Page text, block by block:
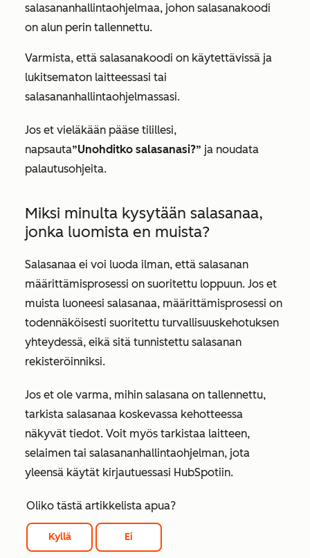
salasananhallintaohjelmaa, johon salasanakoodi
on alun perin tallennettu.
Varmista, että salasanakoodi on käytettävissä ja
lukitsematon laitteessasi tai
salasananhallintaohjelmassasi.
Jos et vieläkään pääse tilillesi,
napsauta”Unohditko salasanasi?” ja noudata
palautusohjeita.
Miksi minulta kysytään salasanaa,
jonka luomista en muista?
Salasanaa ei voi luoda ilman, että salasanan
määrittämisprosessi on suoritettu loppuun. Jos et
muista luoneesi salasanaa, määrittämisprosessi on
todennäköisesti suoritettu turvallisuuskehotuksen
yhteydessä, eikä sitä tunnistettu salasanan
rekisteröinniksi.
Jos et ole varma, mihin salasana on tallennettu,
tarkista salasanaa koskevassa kehotteessa
näkyvät tiedot. Voit myös tarkistaa laitteen,
selaimen tai salasananhallintaohjelman, jota
yleensä käytät kirjautuessasi HubSpotiin.
Oliko tästä artikkelista apua?
Kyllä Ei